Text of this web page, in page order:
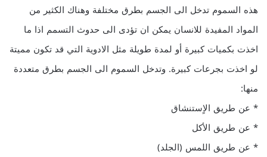
هذه السموم تدخل الى الجسم بطرق مختلفة وهناك الكثير من
المواد المفيدة للانسان يمكن ان تؤدى الى حدوث التسمم اذا ما
اخذت بكميات كبيرة أو لمدة طويلة مثل الادوية التي قد تكون مميتة
لو اخذت بجرعات كبيرة. وتدخل السموم الى الجسم بطرق متعددة
منها:
* عن طريق الاٍستنشاق
* عن طريق الأكل
* عن طريق اللمس (الجلد)